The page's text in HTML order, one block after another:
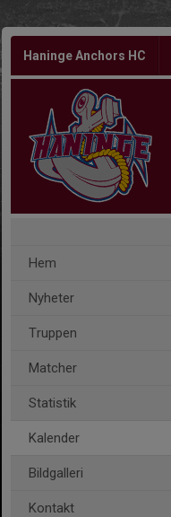
Haninge Anchors HC
Hem
Nyheter
Truppen
Matcher
Statistik
Kalender
Bildgalleri
Kontakt